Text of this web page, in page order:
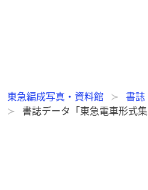
東急編成写真・資料館 書誌
書誌データ「東急電車形式